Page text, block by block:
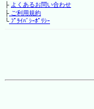
├ よくあるお問い合わせ
├ご利用規約
└ﾌﾟﾗｲﾊﾞｼｰﾎﾟﾘｼｰ